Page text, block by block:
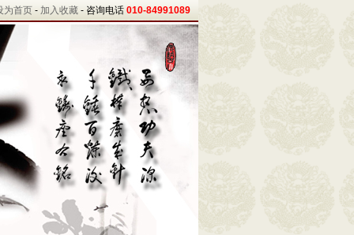
为首页 - 加入收藏 - 咨询电话 010-84991089